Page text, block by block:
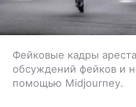
Фейковые кадры
обсуждений фейков и
помощью Midjourney.